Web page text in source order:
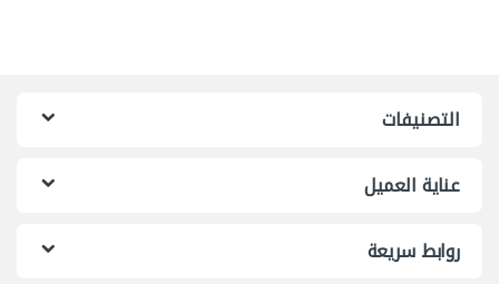
التصنيفات
عناية العميل
روابط سريعة